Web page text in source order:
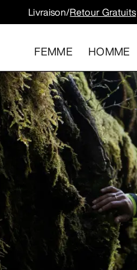
Livraison/Retour Gratuits
FEMME HOMME